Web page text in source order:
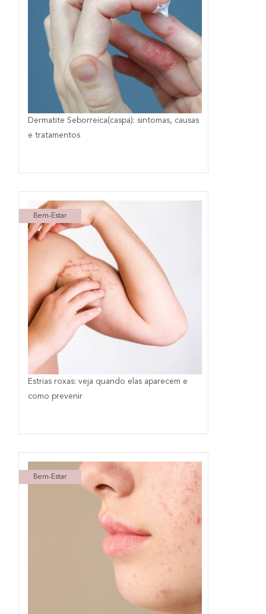
Dermatite Seborreica(caspa): sintomas, causas
e tratamentos
Bem-Estar
Estrias roxas: veja quando elas aparecem e
como prevenir
Bem-Estar